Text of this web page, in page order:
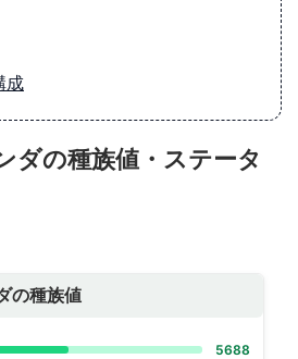
成
ダの種族値・ステータ
の種族値
5688